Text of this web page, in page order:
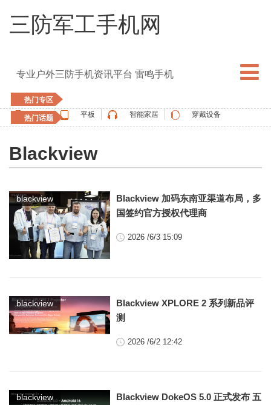
三防军工手机网
专业户外三防手机资讯平台 雷鸣手机
热门专区
手机
平板 智能家居 穿戴设备
热门话题
oukitel
ulefone vernee apple watch
Blackview
blackview
Blackview 加码东南亚渠道布局，多
国签约官方授权代理商
2026 /6/3 15:09
blackview
Blackview XPLORE 2 系列新品评
测
2026 /6/2 12:42
blackview
Blackview DokeOS 5.0 正式发布 五